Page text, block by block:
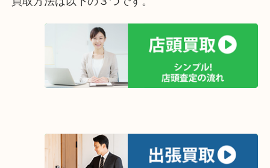
買い替えで不要になったエルメスの時計は是非、大吉オーパ2店へ
電池切れやベルトの切れなどがあってもお買取り可能でございます
買取方法は以下の３つです。